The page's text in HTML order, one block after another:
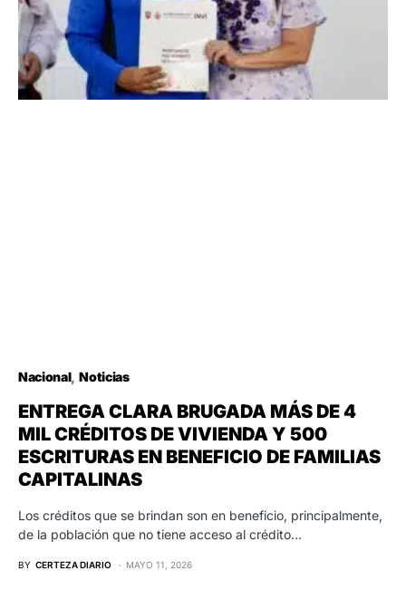
Nacional Noticias
ENTREGA CLARA BRUGADA MÁS DE 4
MIL CRÉDITOS DE VIVIENDA Y 500
ESCRITURAS EN BENEFICIO DE FAMILIAS
CAPITALINAS
Los créditos que se brindan son en beneficio, principalmente,
de la población que no tiene acceso al crédito…
BY CERTEZA DIARIO MAYO 11, 2026